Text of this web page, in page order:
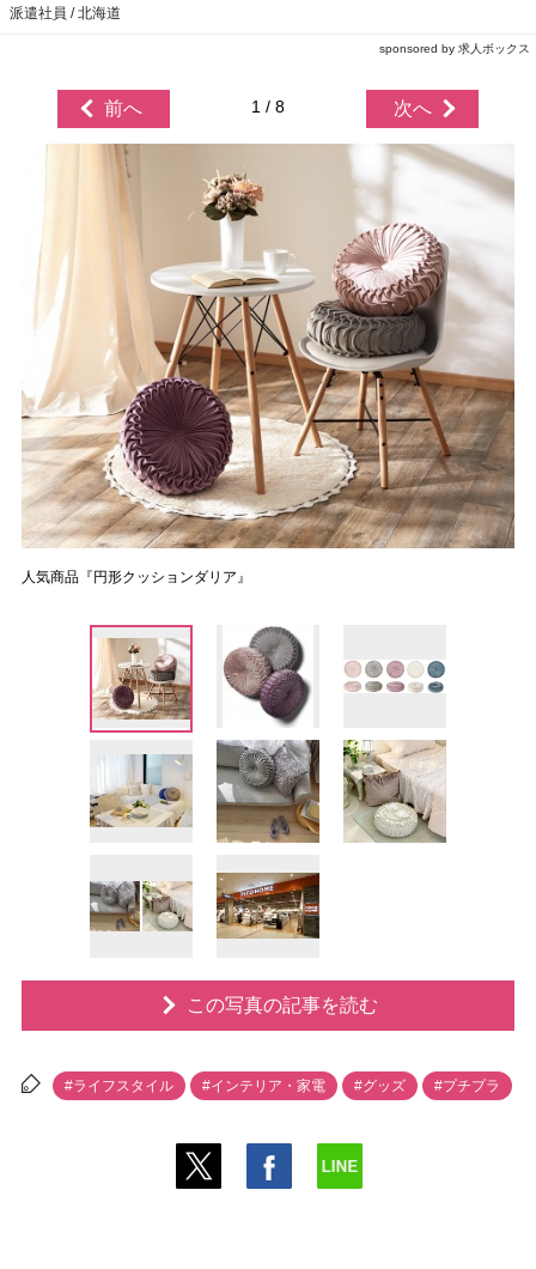
派遣社員 / 北海道
sponsored by 求人ボックス
前へ 1 / 8 次へ
人気商品『円形クッションダリア』
この写真の記事を読む
#ライフスタイル #インテリア・家電 #グッズ #プチプラ